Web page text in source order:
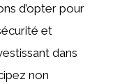
d’opter pour
et
dans
non